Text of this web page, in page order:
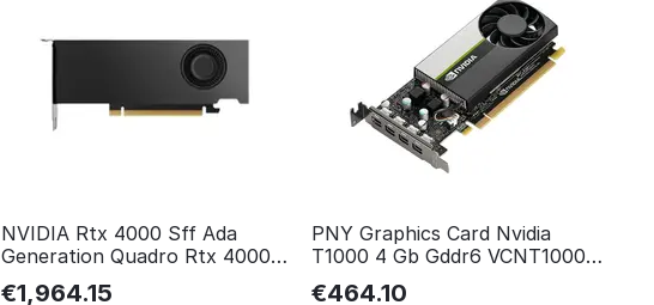
NVIDIA Rtx 4000 Sff Ada
Generation Quadro Rtx 4000
20 Gb Gddr6 900-5G192-2571-
€1,964.15
PNY Graphics Card Nvidia
T1000 4 Gb Gddr6 VCNT1000-
SB
€464.10